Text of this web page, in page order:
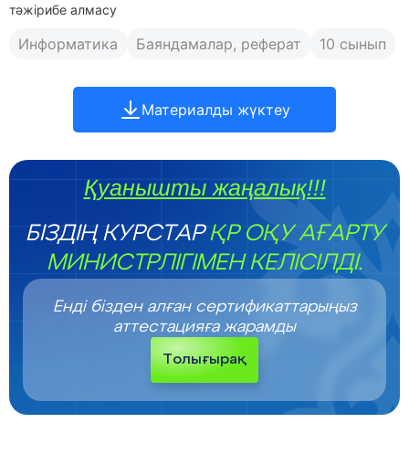
тәжірибе алмасу
Информатика Баяндамалар, реферат 10 сынып
Материалды жүктеу
Қуанышты жаңалық!!!
БІЗДІҢ КУРСТАРҚР ОҚУ АҒАРТУ
МИНИСТРЛІГІМЕН КЕЛІСІЛДІ.
Енді бізден алған сертификаттарыңыз
аттестацияға жарамды
Толығырақ